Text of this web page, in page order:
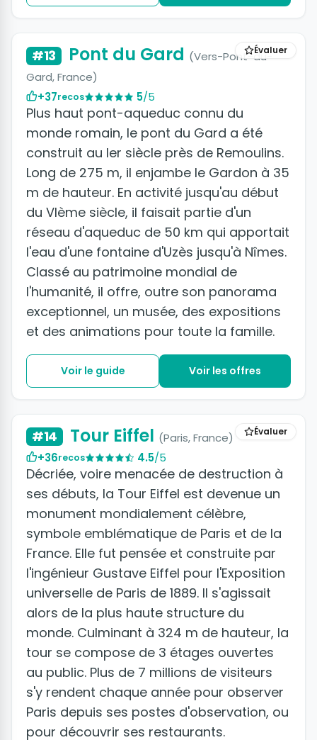
Évaluer
#13 Pont du Gard (Vers-Pont-du-
Gard, France)
+37recos 5/5
Plus haut pont-aqueduc connu du
monde romain, le pont du Gard a été
construit au Ier siècle près de Remoulins.
Long de 275 m, il enjambe le Gardon à 35
m de hauteur. En activité jusqu'au début
du VIème siècle, il faisait partie d'un
réseau d'aqueduc de 50 km qui apportait
l'eau d'une fontaine d'Uzès jusqu'à Nîmes.
Classé au patrimoine mondial de
l'humanité, il offre, outre son panorama
exceptionnel, un musée, des expositions
et des animations pour toute la famille.
Voir le guide Voir les offres
Évaluer
#14 Tour Eiffel (Paris, France)
+36recos 4.5/5
Décriée, voire menacée de destruction à
ses débuts, la Tour Eiffel est devenue un
monument mondialement célèbre,
symbole emblématique de Paris et de la
France. Elle fut pensée et construite par
l'ingénieur Gustave Eiffel pour l'Exposition
universelle de Paris de 1889. Il s'agissait
alors de la plus haute structure du
monde. Culminant à 324 m de hauteur, la
tour se compose de 3 étages ouvertes
au public. Plus de 7 millions de visiteurs
s'y rendent chaque année pour observer
Paris depuis ses postes d'observation, ou
pour découvrir ses restaurants.